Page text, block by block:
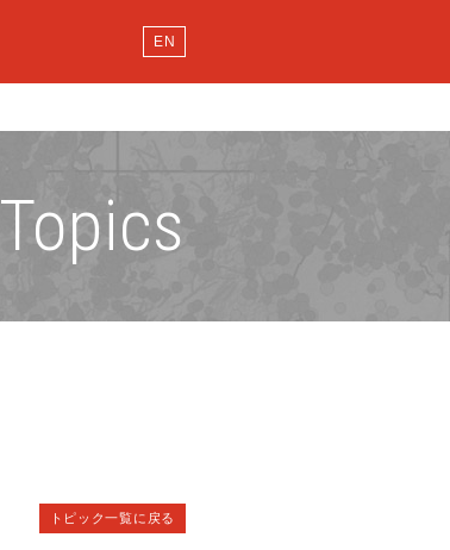
EN
Topics
トピック一覧に戻る